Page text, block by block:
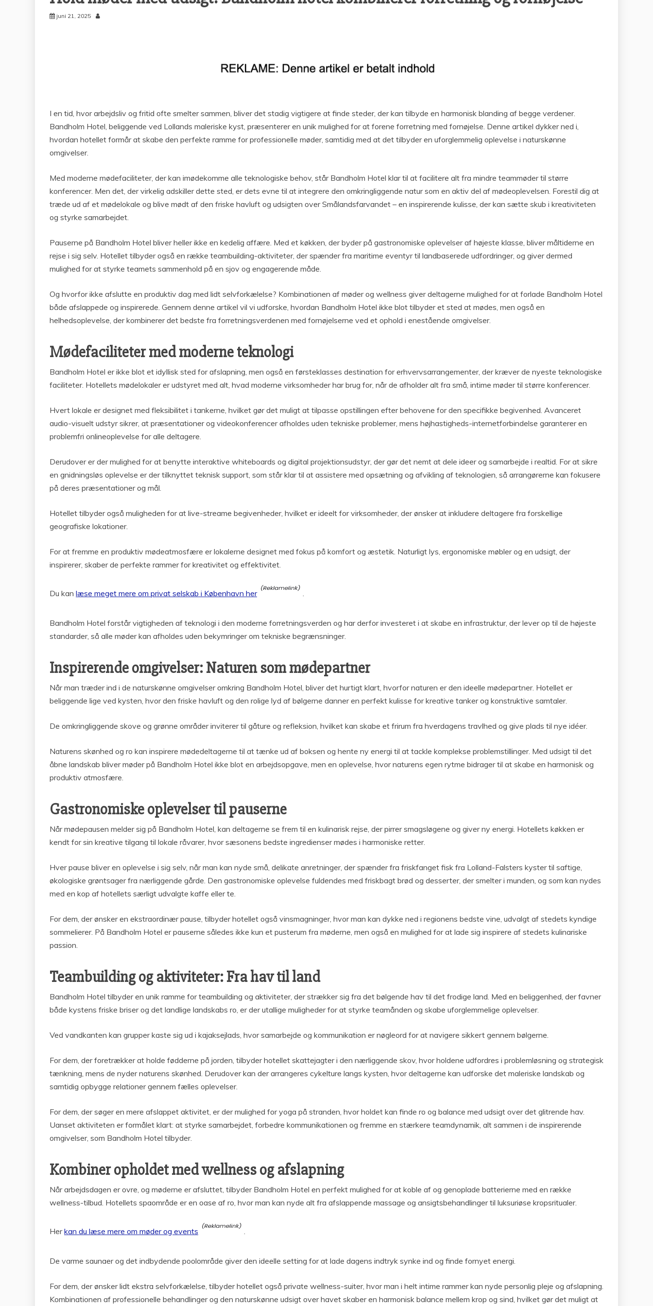
juni 21, 2025
I en tid, hvor arbejdsliv og fritid ofte smelter sammen, bliver det stadig vigtigere at finde steder, der kan tilbyde en harmonisk blanding af begge verdener.
Bandholm Hotel, beliggende ved Lollands maleriske kyst, præsenterer en unik mulighed for at forene forretning med fornøjelse. Denne artikel dykker ned i,
hvordan hotellet formår at skabe den perfekte ramme for professionelle møder, samtidig med at det tilbyder en uforglemmelig oplevelse i naturskønne
omgivelser.
Med moderne mødefaciliteter, der kan imødekomme alle teknologiske behov, står Bandholm Hotel klar til at facilitere alt fra mindre teammøder til større
konferencer. Men det, der virkelig adskiller dette sted, er dets evne til at integrere den omkringliggende natur som en aktiv del af mødeoplevelsen. Forestil dig at
træde ud af et mødelokale og blive mødt af den friske havluft og udsigten over Smålandsfarvandet – en inspirerende kulisse, der kan sætte skub i kreativiteten
og styrke samarbejdet.
Pauserne på Bandholm Hotel bliver heller ikke en kedelig affære. Med et køkken, der byder på gastronomiske oplevelser af højeste klasse, bliver måltiderne en
rejse i sig selv. Hotellet tilbyder også en række teambuilding-aktiviteter, der spænder fra maritime eventyr til landbaserede udfordringer, og giver dermed
mulighed for at styrke teamets sammenhold på en sjov og engagerende måde.
Og hvorfor ikke afslutte en produktiv dag med lidt selvforkælelse? Kombinationen af møder og wellness giver deltagerne mulighed for at forlade Bandholm Hotel
både afslappede og inspirerede. Gennem denne artikel vil vi udforske, hvordan Bandholm Hotel ikke blot tilbyder et sted at mødes, men også en
helhedsoplevelse, der kombinerer det bedste fra forretningsverdenen med fornøjelserne ved et ophold i enestående omgivelser.
Mødefaciliteter med moderne teknologi
Bandholm Hotel er ikke blot et idyllisk sted for afslapning, men også en førsteklasses destination for erhvervsarrangementer, der kræver de nyeste teknologiske
faciliteter. Hotellets mødelokaler er udstyret med alt, hvad moderne virksomheder har brug for, når de afholder alt fra små, intime møder til større konferencer.
Hvert lokale er designet med fleksibilitet i tankerne, hvilket gør det muligt at tilpasse opstillingen efter behovene for den specifikke begivenhed. Avanceret
audio-visuelt udstyr sikrer, at præsentationer og videokonferencer afholdes uden tekniske problemer, mens højhastigheds-internetforbindelse garanterer en
problemfri onlineoplevelse for alle deltagere.
Derudover er der mulighed for at benytte interaktive whiteboards og digital projektionsudstyr, der gør det nemt at dele ideer og samarbejde i realtid. For at sikre
en gnidningsløs oplevelse er der tilknyttet teknisk support, som står klar til at assistere med opsætning og afvikling af teknologien, så arrangørerne kan fokusere
på deres præsentationer og mål.
Hotellet tilbyder også muligheden for at live-streame begivenheder, hvilket er ideelt for virksomheder, der ønsker at inkludere deltagere fra forskellige
geografiske lokationer.
For at fremme en produktiv mødeatmosfære er lokalerne designet med fokus på komfort og æstetik. Naturligt lys, ergonomiske møbler og en udsigt, der
inspirerer, skaber de perfekte rammer for kreativitet og effektivitet.
Du kan læse meget mere om privat selskab i København her
Bandholm Hotel forstår vigtigheden af teknologi i den moderne forretningsverden og har derfor investeret i at skabe en infrastruktur, der lever op til de højeste
standarder, så alle møder kan afholdes uden bekymringer om tekniske begrænsninger.
Inspirerende omgivelser: Naturen som mødepartner
Når man træder ind i de naturskønne omgivelser omkring Bandholm Hotel, bliver det hurtigt klart, hvorfor naturen er den ideelle mødepartner. Hotellet er
beliggende lige ved kysten, hvor den friske havluft og den rolige lyd af bølgerne danner en perfekt kulisse for kreative tanker og konstruktive samtaler.
De omkringliggende skove og grønne områder inviterer til gåture og refleksion, hvilket kan skabe et frirum fra hverdagens travlhed og give plads til nye idéer.
Naturens skønhed og ro kan inspirere mødedeltagerne til at tænke ud af boksen og hente ny energi til at tackle komplekse problemstillinger. Med udsigt til det
åbne landskab bliver møder på Bandholm Hotel ikke blot en arbejdsopgave, men en oplevelse, hvor naturens egen rytme bidrager til at skabe en harmonisk og
produktiv atmosfære.
Gastronomiske oplevelser til pauserne
Når mødepausen melder sig på Bandholm Hotel, kan deltagerne se frem til en kulinarisk rejse, der pirrer smagsløgene og giver ny energi. Hotellets køkken er
kendt for sin kreative tilgang til lokale råvarer, hvor sæsonens bedste ingredienser mødes i harmoniske retter.
Hver pause bliver en oplevelse i sig selv, når man kan nyde små, delikate anretninger, der spænder fra friskfanget fisk fra Lolland-Falsters kyster til saftige,
økologiske grøntsager fra nærliggende gårde. Den gastronomiske oplevelse fuldendes med friskbagt brød og desserter, der smelter i munden, og som kan nydes
med en kop af hotellets særligt udvalgte kaffe eller te.
For dem, der ønsker en ekstraordinær pause, tilbyder hotellet også vinsmagninger, hvor man kan dykke ned i regionens bedste vine, udvalgt af stedets kyndige
sommelierer. På Bandholm Hotel er pauserne således ikke kun et pusterum fra møderne, men også en mulighed for at lade sig inspirere af stedets kulinariske
passion.
Teambuilding og aktiviteter: Fra hav til land
Bandholm Hotel tilbyder en unik ramme for teambuilding og aktiviteter, der strækker sig fra det bølgende hav til det frodige land. Med en beliggenhed, der favner
både kystens friske briser og det landlige landskabs ro, er der utallige muligheder for at styrke teamånden og skabe uforglemmelige oplevelser.
Ved vandkanten kan grupper kaste sig ud i kajaksejlads, hvor samarbejde og kommunikation er nøgleord for at navigere sikkert gennem bølgerne.
For dem, der foretrækker at holde fødderne på jorden, tilbyder hotellet skattejagter i den nærliggende skov, hvor holdene udfordres i problemløsning og strategisk
tænkning, mens de nyder naturens skønhed. Derudover kan der arrangeres cykelture langs kysten, hvor deltagerne kan udforske det maleriske landskab og
samtidig opbygge relationer gennem fælles oplevelser.
For dem, der søger en mere afslappet aktivitet, er der mulighed for yoga på stranden, hvor holdet kan finde ro og balance med udsigt over det glitrende hav.
Uanset aktiviteten er formålet klart: at styrke samarbejdet, forbedre kommunikationen og fremme en stærkere teamdynamik, alt sammen i de inspirerende
omgivelser, som Bandholm Hotel tilbyder.
Kombiner opholdet med wellness og afslapning
Når arbejdsdagen er ovre, og møderne er afsluttet, tilbyder Bandholm Hotel en perfekt mulighed for at koble af og genoplade batterierne med en række
wellness-tilbud. Hotellets spaområde er en oase af ro, hvor man kan nyde alt fra afslappende massage og ansigtsbehandlinger til luksuriøse kropsritualer.
Herkan du læse mere om møder og events
De varme saunaer og det indbydende poolområde giver den ideelle setting for at lade dagens indtryk synke ind og finde fornyet energi.
For dem, der ønsker lidt ekstra selvforkælelse, tilbyder hotellet også private wellness-suiter, hvor man i helt intime rammer kan nyde personlig pleje og afslapning.
Kombinationen af professionelle behandlinger og den naturskønne udsigt over havet skaber en harmonisk balance mellem krop og sind, hvilket gør det muligt at